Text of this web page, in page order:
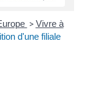
> Vivre à
d'une filiale